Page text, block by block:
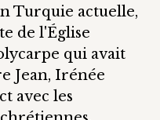
Turquie actuelle,
de l'Église
qui avait
Jean, Irénée
avec les